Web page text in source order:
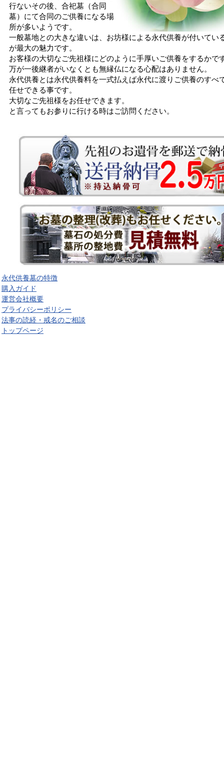
行ないその後、合祀墓（合同
墓）にて合同のご供養になる場
所が多いようです。
一般墓地との大きな違いは、お坊様による永代供養が付いてい
が最大の魅力です。
お客様の大切なご先祖様にどのように手厚いご供養をするかで
万が一後継者がいなくとも無縁仏になる心配はありません。
永代供養とは永代供養料を一式払えば永代に渡りご供養のすべ
任せできる事です。
大切なご先祖様をお任せできます。
と言ってもお参りに行ける時はご訪問ください。
永代供養墓の特徴
購入ガイド
運営会社概要
プライバシーポリシー
法事の読経・戒名のご相談
トップページ